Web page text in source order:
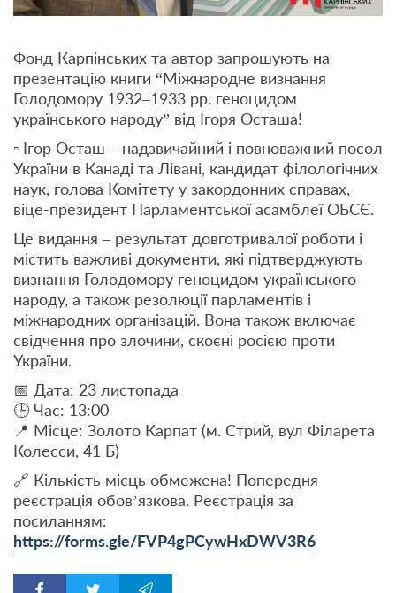
Фонд Карпінських та автор запрошують на
презентацію книги “Міжнародне визнання
Голодомору 1932–1933 рр. геноцидом
українського народу” від Ігоря Осташа!
▫️ Ігор Осташ – надзвичайний і повноважний посол
України в Канаді та Лівані, кандидат філологічних
наук, голова Комітету у закордонних справах,
віце-президент Парламентської асамблеї ОБСЄ.
Це видання – результат довготривалої роботи і
містить важливі документи, які підтверджують
визнання Голодомору геноцидом українського
народу, а також резолюції парламентів і
міжнародних організацій. Вона також включає
свідчення про злочини, скоєні росією проти
України.
📅 Дата: 23 листопада
🕒 Час: 13:00
📍 Місце: Золото Карпат (м. Стрий, вул Філарета
Колесси, 41 Б)
🔗 Кількість місць обмежена! Попередня
реєстрація обовʼязкова. Реєстрація за
посиланням:
https://forms.gle/FVP4gPCywHxDWV3R6